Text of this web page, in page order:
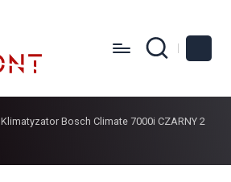
Klimatyzator Bosch Climate 7000i CZARNY 2